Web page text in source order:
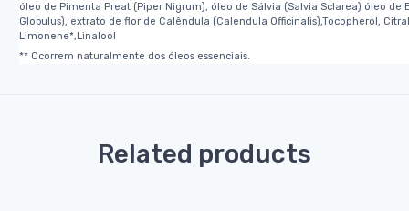
óleo de Pimenta Preat (Piper Nigrum), óleo de Sálvia (Salvia Sclarea) óleo de
Globulus), extrato de flor de Calêndula (Calendula Officinalis),Tocopherol,
Limonene*,Linalool
** Ocorrem naturalmente dos óleos essenciais.
Related products